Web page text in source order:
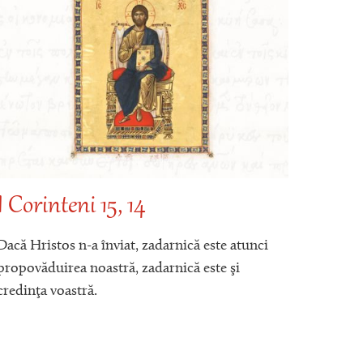
Corinteni 15, 14
Hristos n-a înviat, zadarnică este atunci
noastră, zadarnică este şi
voastră.